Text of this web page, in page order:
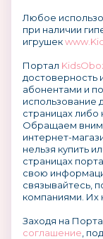
Любое
при наличии
игрушек
Портал
абонентами и
использование
страницах либо
Обращаем
интернет-
нельзя купить
страницах
свою
связывайтесь,
компаниями. Их
Заходя на
соглашение ,